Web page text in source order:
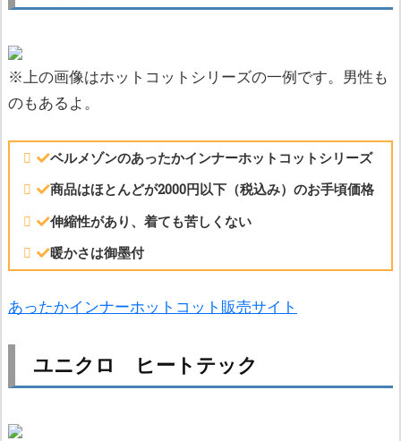
※上の画像はホットコットシリーズの一例です。男性も
のもあるよ。
ベルメゾンのあったかインナーホットコットシリーズ
商品はほとんどが2000円以下（税込み）のお手頃価格
伸縮性があり、着ても苦しくない
暖かさは御墨付
あったかインナーホットコット販売サイト
ユニクロ ヒートテック